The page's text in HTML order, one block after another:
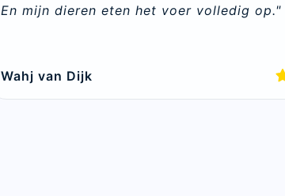
En mijn dieren eten het voer volledig op."
Wahj van Dijk